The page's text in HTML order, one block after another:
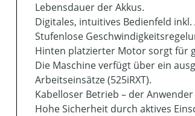
Lebensdauer der Akkus.
Digitales, intuitives Bedienfeld
Stufenlose
Hinten platzierter Motor sorgt für
Die Maschine verfügt über ein
Arbeitseinsätze (525iRXT).
Kabelloser Betrieb – der
Hohe Sicherheit durch aktives